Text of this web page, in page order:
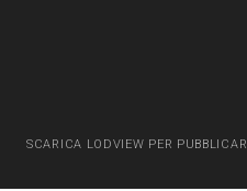
SCARICA LODVIEW PER